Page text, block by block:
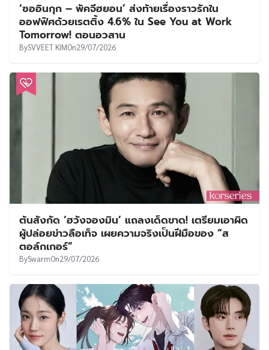
‘ซออินกุก – พัคจีฮยอน’ ส่งท้ายเรื่องราวรักใน
ออฟฟิศด้วยเรตติ้ง 4.6% ใน See You at Work
Tomorrow! ตอนอวสาน
BySVVEET KIMOn29/07/2026
ต้นสังกัด ‘ฮวังจองมิน’ แถลงเด็ดขาด! เตรียมเอาผิด
ผู้ปล่อยข่าวลือเท็จ เผยความจริงเป็นฝีมือของ “ส
ตอล์กเกอร์”
BySwarmOn29/07/2026